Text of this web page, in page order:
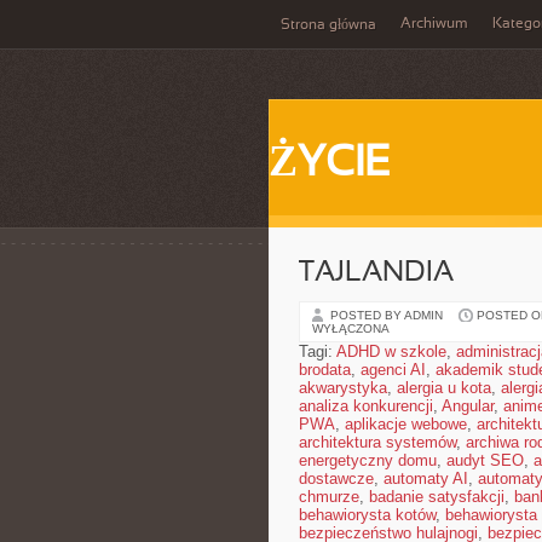
Strona główna Archiwum
ŻYCIE
TAJLANDIA
POSTED BY ADMIN POSTED
WYŁĄCZONA
Tagi: ADHD w szkole,
brodata, agenci AI , akademik
akwarystyka, alergia u kota,
analiza konkurencji, Angular,
PWA, aplikacje webowe,
architektura systemów, archiwa
energetyczny domu, audyt SEO,
dostawcze, automaty AI ,
chmurze, badanie satysfakcji,
behawiorysta kotów, behawiorysta
bezpieczeństwo hulajnogi,